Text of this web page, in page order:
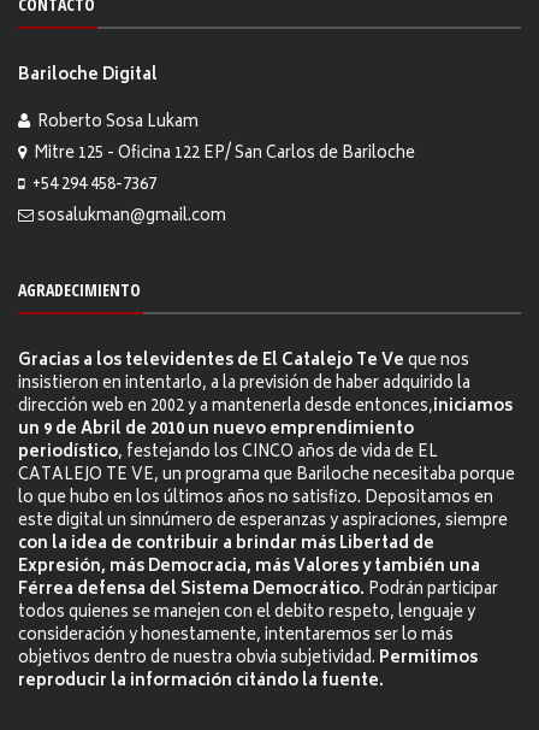
CONTACTO
Bariloche Digital
Roberto Sosa Lukam
Mitre 125 - Oficina 122 EP/ San Carlos de Bariloche
+54 294 458-7367
sosalukman@gmail.com
AGRADECIMIENTO
Gracias a los televidentes de El Catalejo Te Veque nos
insistieron en intentarlo, a la previsión de haber adquirido la
dirección web en 2002 y a mantenerla desde entonces,iniciamos
un 9 de Abril de 2010 un nuevo emprendimiento
periodístico, festejando los CINCO años de vida de EL
CATALEJO TE VE, un programa que Bariloche necesitaba porque
lo que hubo en los últimos años no satisfizo. Depositamos en
este digital un sinnúmero de esperanzas y aspiraciones, siempre
con la idea de contribuir a brindar más Libertad de
Expresión, más Democracia, más Valores y también una
Férrea defensa del Sistema Democrático. Podrán participar
todos quienes se manejen con el debito respeto, lenguaje y
consideración y honestamente, intentaremos ser lo más
objetivos dentro de nuestra obvia subjetividad. Permitimos
reproducir la información citándo la fuente.